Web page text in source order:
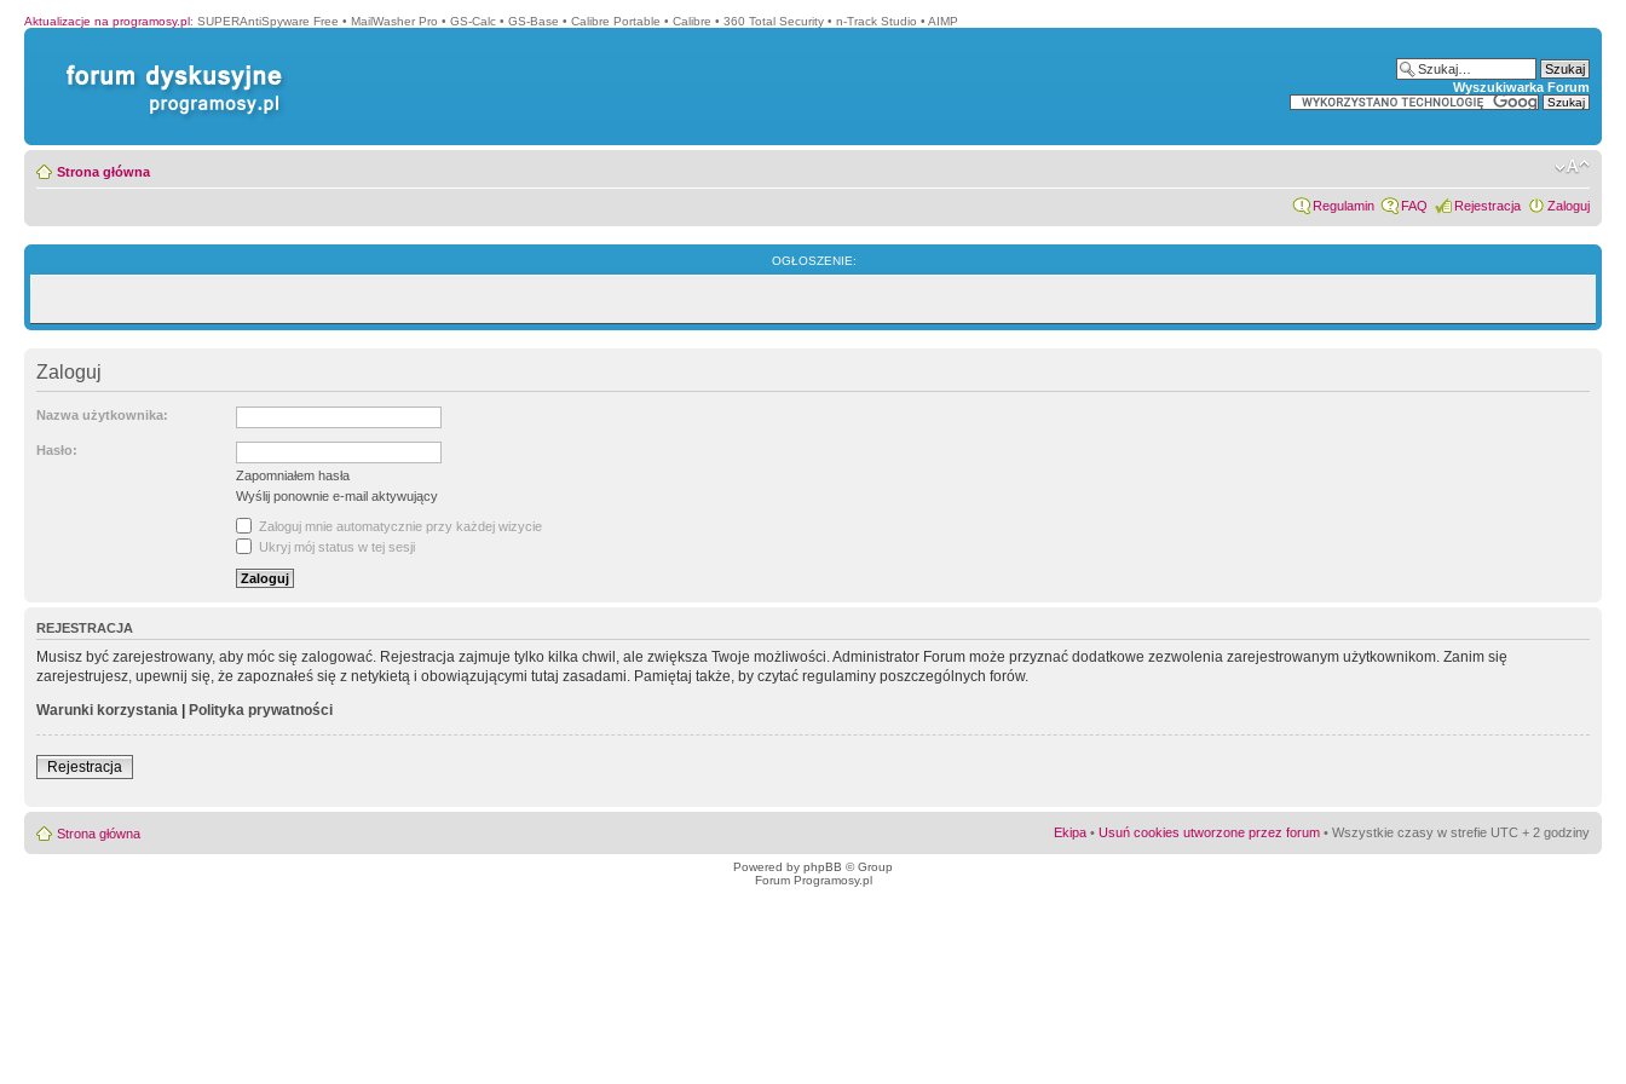
Aktualizacje na programosy.pl: SUPERAntiSpyware Free • MailWasher Pro • GS-Calc • GS-Base • Calibre Portable • Calibre • 360 Total Security • n-Track Studio • AIMP
Wyszukiwarka Forum
Strona główna
Regulamin FAQ Rejestracja Zaloguj
OGŁOSZENIE:
Zaloguj
Nazwa użytkownika:
Hasło:
Zapomniałem hasła
Wyślij ponownie e-mail aktywujący
Zaloguj mnie automatycznie przy każdej wizycie
Ukryj mój status w tej sesji
REJESTRACJA
Musisz być zarejestrowany, aby móc się zalogować. Rejestracja zajmuje tylko kilka chwil, ale zwiększa Twoje możliwości. Administrator Forum może przyznać dodatkowe zezwolenia zarejestrowanym użytkownikom. Zanim się
zarejestrujesz, upewnij się, że zapoznałeś się z netykietą i obowiązującymi tutaj zasadami. Pamiętaj także, by czytać regulaminy poszczególnych forów.
Warunki korzystania | Polityka prywatności
Rejestracja
Strona główna Ekipa • Usuń cookies utworzone przez forum • Wszystkie czasy w strefie UTC + 2 godziny
Powered by phpBB © Group
Forum Programosy.pl